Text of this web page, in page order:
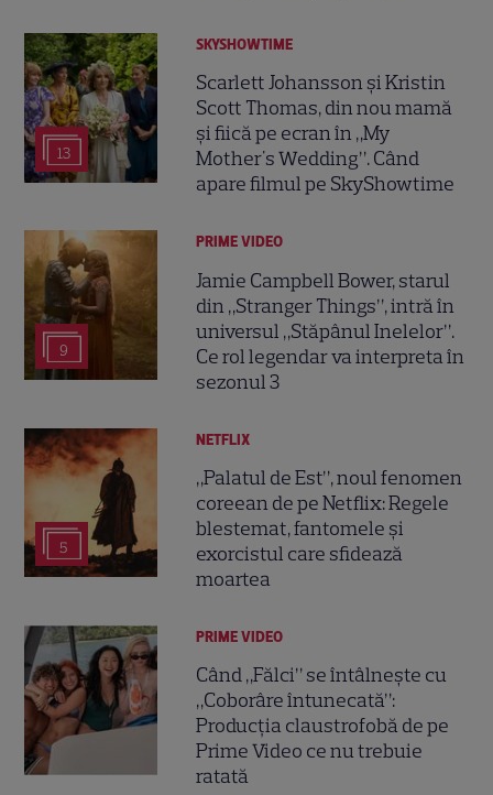
13
SKYSHOWTIME
Scarlett Johansson și Kristin
Scott Thomas, din nou mamă
și fiică pe ecran în „My
Mother's Wedding”. Când
apare filmul pe SkyShowtime
9
PRIME VIDEO
Jamie Campbell Bower, starul
din „Stranger Things”, intră în
universul „Stăpânul Inelelor”.
Ce rol legendar va interpreta în
sezonul 3
5
NETFLIX
„Palatul de Est”, noul fenomen
coreean de pe Netflix: Regele
blestemat, fantomele și
exorcistul care sfidează
moartea
PRIME VIDEO
Când „Fălci” se întâlnește cu
„Coborâre întunecată”:
Producția claustrofobă de pe
Prime Video ce nu trebuie
ratată